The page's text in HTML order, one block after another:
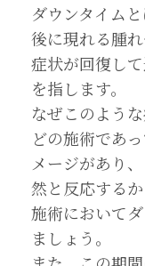
ダウンタイム
後に現れる腫
症状が回復し
を指します。
なぜこのよう
どの施術であ
メージがあり
然と反応する
施術において
ましょう。